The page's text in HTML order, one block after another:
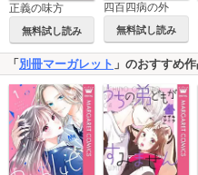
正義の味方
無料試し読み
四百四病の外
無料試し読み
「 別冊マーガレット 」のおすすめ